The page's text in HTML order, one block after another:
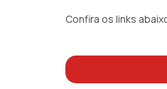
Confira os links